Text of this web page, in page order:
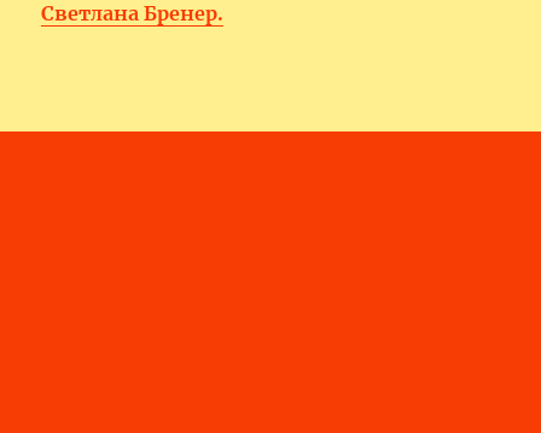
Светлана Бренер.